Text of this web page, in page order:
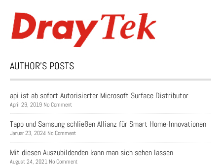
AUTHOR’S POSTS
api ist ab sofort Autorisierter Microsoft Surface Distributor
April 29, 2019 No Comment
Tapo und Samsung schließen Allianz für Smart Home-Innovationen
Januar 23, 2024 No Comment
Mit diesen Auszubildenden kann man sich sehen lassen
August 24, 2021 No Comment